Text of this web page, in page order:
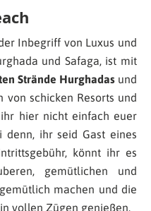
Inbegriff von Luxus und
und Safaga, ist mit
Strände Hurghadas und
von schicken Resorts und
hier nicht einfach euer
denn, ihr seid Gast eines
könnt ihr es
gemütlichen und
machen und die
vollen Zügen genießen.